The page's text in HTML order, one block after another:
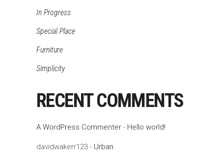
In Progress
Special Place
Furniture
Simplicity
RECENT COMMENTS
A WordPress Commenter - Hello world!
davidwakerr123 - Urban